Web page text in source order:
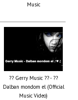
Music
?? Gerry Music ?? - ??
Dalban mondom el (Official
Music Video)